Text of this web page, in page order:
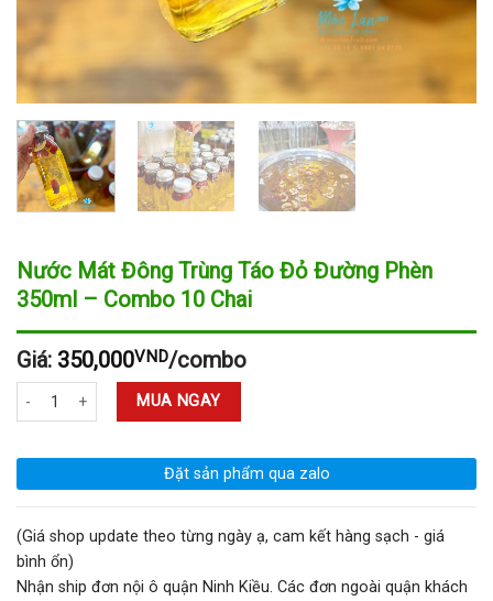
Nước Mát Đông Trùng Táo Đỏ Đường Phèn
350ml – Combo 10 Chai
Giá: 350,000VND/combo
Nước Mát Đông Trùng Táo Đỏ Đường Phèn 350ml - Combo 10 Chai số lượng
MUA NGAY
Đặt sản phẩm qua zalo
(Giá shop update theo từng ngày ạ, cam kết hàng sạch - giá
bình ổn)
Nhận ship đơn nội ô quận Ninh Kiều. Các đơn ngoài quận khách